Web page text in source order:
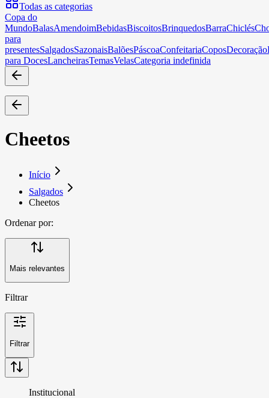
Todas as categorias
Copa do
MundoBalasAmendoimBebidasBiscoitosBrinquedosBarraChiclés
para
presentesSalgadosSazonaisBalõesPáscoaConfeitariaCoposDecoração
para DocesLancheirasTemasVelasCategoria indefinida
Cheetos
Início
Salgados
Cheetos
Ordenar por:
Mais relevantes
Filtrar
Filtrar
Institucional